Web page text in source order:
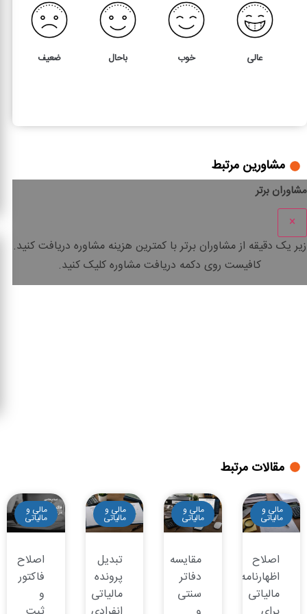
عالی خوب باحال ضعیف
مشاورین مرتبط
مشاوران برتر
×
زیر یک دقیقه از مشاوران برتر باکمترین هزینه مشاوره دریافت کنید.
کافیست روی دکمه دریافت مشاوره کلیک کنید.
مقالات مرتبط
مالی و
مالیاتی
اصلاح
اظهارنامه
مالیاتی
مالی و
مالیاتی
مقایسه
دفاتر
سنتی
مالی و
مالیاتی
تبدیل
پرونده
مالیاتی
مالی و
مالیاتی
اصلاح
فاکتور
و